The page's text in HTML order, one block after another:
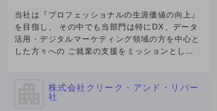
当社は『プロフェッショナルの生涯価値の向上』
を目指し、 その中でも当部門は特にDX、データ
活用・デジタルマーケティング領域の方を中心と
した方々への ご就業の支援をミッションとして
株式会社クリーク・アンド・リバー
社